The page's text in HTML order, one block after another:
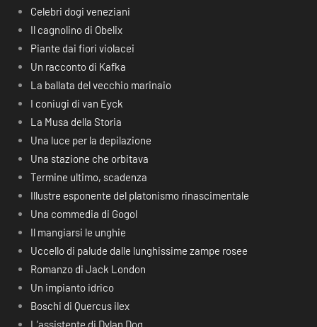
Celebri dogi veneziani
Il cagnolino di Obelix
Piante dai fiori violacei
Un racconto di Kafka
La ballata del vecchio marinaio
I coniugi di van Eyck
La Musa della Storia
Una luce per la depilazione
Una stazione che orbitava
Termine ultimo, scadenza
Illustre esponente del platonismo rinascimentale
Una commedia di Gogol
Il mangiarsi le unghie
Uccello di palude dalle lunghissime zampe rosee
Romanzo di Jack London
Un impianto idrico
Boschi di Quercus ilex
L’assistente di Dylan Dog